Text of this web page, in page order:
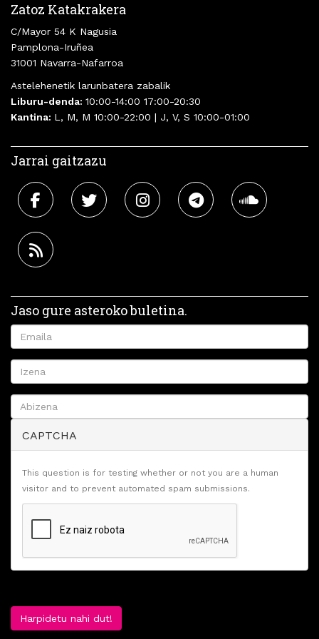
Zatoz Katakrakera
C/Mayor 54 K Nagusia
Pamplona-Iruñea
31001 Navarra-Nafarroa
Astelehenetik larunbatera zabalik
Liburu-denda: 10:00-14:00 17:00-20:30
Kantina: L, M, M 10:00-22:00 | J, V, S 10:00-01:00
Jarrai gaitzazu
Jaso gure asteroko buletina.
CAPTCHA
This question is for testing whether or not you are a human
visitor and to prevent automated spam submissions.
Harpidetu nahi dut!